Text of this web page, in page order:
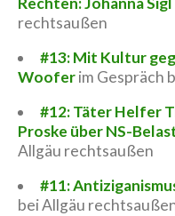
rechtsaußen
#13: Mit Kultur
Wooferim Gespräch
#12: Täter Helfer
Proske über NS-
Allgäu rechtsaußen
#11:
bei Allgäu